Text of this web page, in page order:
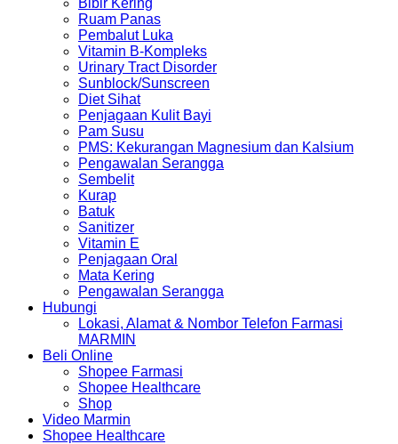
Bibir Kering
Ruam Panas
Pembalut Luka
Vitamin B-Kompleks
Urinary Tract Disorder
Sunblock/Sunscreen
Diet Sihat
Penjagaan Kulit Bayi
Pam Susu
PMS: Kekurangan Magnesium dan Kalsium
Pengawalan Serangga
Sembelit
Kurap
Batuk
Sanitizer
Vitamin E
Penjagaan Oral
Mata Kering
Pengawalan Serangga
Hubungi
Lokasi, Alamat & Nombor Telefon Farmasi
MARMIN
Beli Online
Shopee Farmasi
Shopee Healthcare
Shop
Video Marmin
Shopee Healthcare